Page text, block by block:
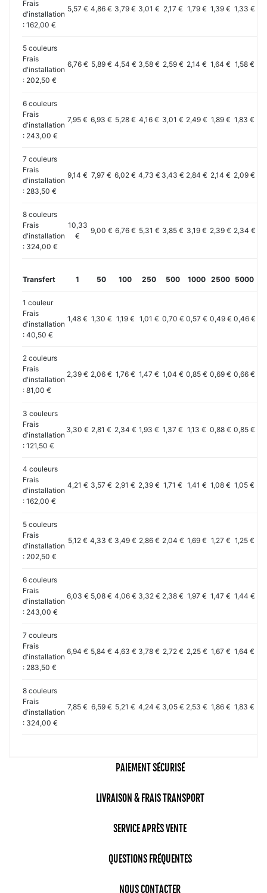
Frais
d'installation
: 162,00 €
5,57 € 4,86 € 3,79 € 3,01 € 2,17 € 1,79 € 1,39 € 1,33 €
5 couleurs
Frais
d'installation
: 202,50 €
6,76 € 5,89 € 4,54 € 3,58 € 2,59 € 2,14 € 1,64 € 1,58 €
6 couleurs
Frais
d'installation
: 243,00 €
7,95 € 6,93 € 5,28 € 4,16 € 3,01 € 2,49 € 1,89 € 1,83 €
7 couleurs
Frais
d'installation
: 283,50 €
9,14 € 7,97 € 6,02 € 4,73 € 3,43 € 2,84 € 2,14 € 2,09 €
8 couleurs
Frais
d'installation
: 324,00 €
10,33
€
9,00 € 6,76 € 5,31 € 3,85 € 3,19 € 2,39 € 2,34 €
Transfert 1 50 100 250 500 1000 2500 5000
1 couleur
Frais
d'installation
: 40,50 €
1,48 € 1,30 € 1,19 € 1,01 € 0,70 € 0,57 € 0,49 € 0,46 €
2 couleurs
Frais
d'installation
: 81,00 €
2,39 € 2,06 € 1,76 € 1,47 € 1,04 € 0,85 € 0,69 € 0,66 €
3 couleurs
Frais
d'installation
: 121,50 €
3,30 € 2,81 € 2,34 € 1,93 € 1,37 € 1,13 € 0,88 € 0,85 €
4 couleurs
Frais
d'installation
: 162,00 €
4,21 € 3,57 € 2,91 € 2,39 € 1,71 € 1,41 € 1,08 € 1,05 €
5 couleurs
Frais
d'installation
: 202,50 €
5,12 € 4,33 € 3,49 € 2,86 € 2,04 € 1,69 € 1,27 € 1,25 €
6 couleurs
Frais
d'installation
: 243,00 €
6,03 € 5,08 € 4,06 € 3,32 € 2,38 € 1,97 € 1,47 € 1,44 €
7 couleurs
Frais
d'installation
: 283,50 €
6,94 € 5,84 € 4,63 € 3,78 € 2,72 € 2,25 € 1,67 € 1,64 €
8 couleurs
Frais
d'installation
: 324,00 €
7,85 € 6,59 € 5,21 € 4,24 € 3,05 € 2,53 € 1,86 € 1,83 €
PAIEMENT SÉCURISÉ
LIVRAISON & FRAIS TRANSPORT
SERVICE APRÈS VENTE
QUESTIONS FRÉQUENTES
NOUS CONTACTER